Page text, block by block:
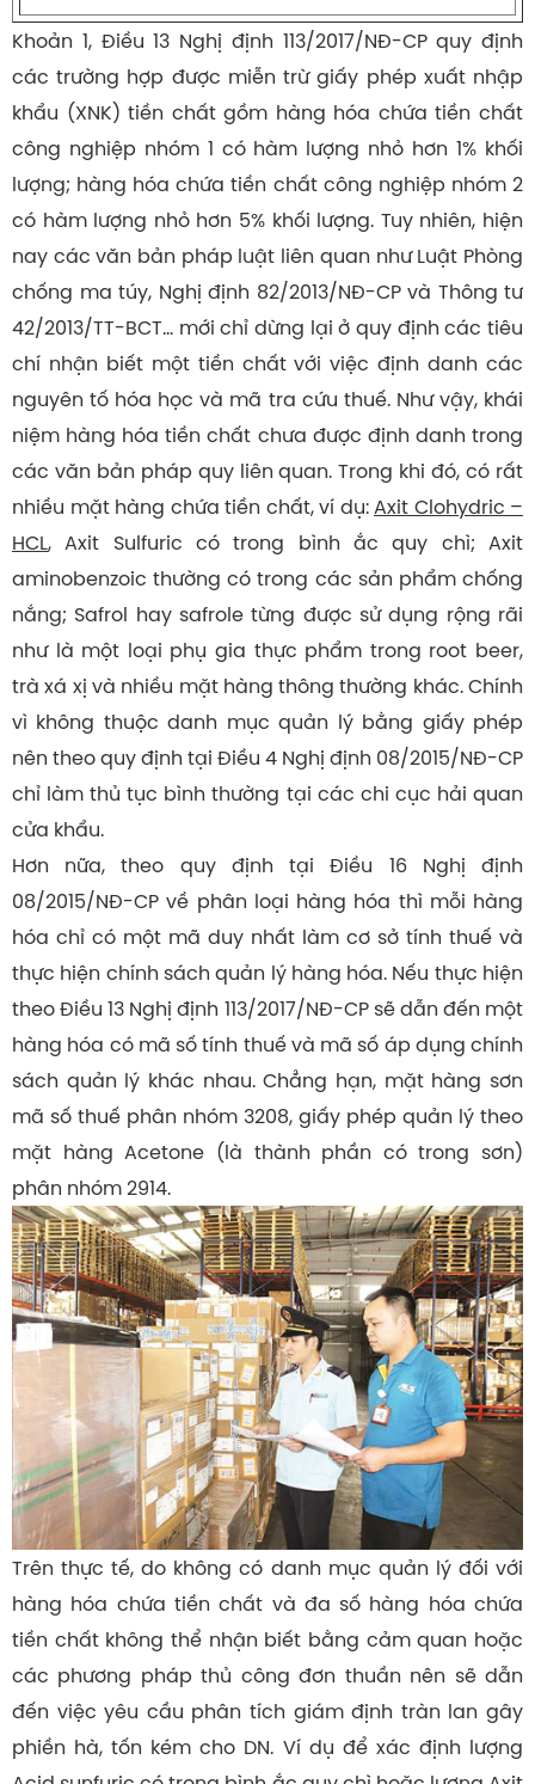
Khoản 1, Điều 13 Nghị định 113/2017/NĐ-CP quy định
các trường hợp được miễn trừ giấy phép xuất nhập
khẩu (XNK) tiền chất gồm hàng hóa chứa tiền chất
công nghiệp nhóm 1 có hàm lượng nhỏ hơn 1% khối
lượng; hàng hóa chứa tiền chất công nghiệp nhóm 2
có hàm lượng nhỏ hơn 5% khối lượng. Tuy nhiên, hiện
nay các văn bản pháp luật liên quan như Luật Phòng
chống ma túy, Nghị định 82/2013/NĐ-CP và Thông tư
42/2013/TT-BCT… mới chỉ dừng lại ở quy định các tiêu
chí nhận biết một tiền chất với việc định danh các
nguyên tố hóa học và mã tra cứu thuế. Như vậy, khái
niệm hàng hóa tiền chất chưa được định danh trong
các văn bản pháp quy liên quan. Trong khi đó, có rất
nhiều mặt hàng chứa tiền chất, ví dụ:Axit Clohydric –
HCL, Axit Sulfuric có trong bình ắc quy chì; Axit
aminobenzoic thường có trong các sản phẩm chống
nắng; Safrol hay safrole từng được sử dụng rộng rãi
như là một loại phụ gia thực phẩm trong root beer,
trà xá xị và nhiều mặt hàng thông thường khác. Chính
vì không thuộc danh mục quản lý bằng giấy phép
nên theo quy định tại Điều 4 Nghị định 08/2015/NĐ-CP
chỉ làm thủ tục bình thường tại các chi cục hải quan
cửa khẩu.
Hơn nữa, theo quy định tại Điều 16 Nghị định
08/2015/NĐ-CP về phân loại hàng hóa thì mỗi hàng
hóa chỉ có một mã duy nhất làm cơ sở tính thuế và
thực hiện chính sách quản lý hàng hóa. Nếu thực hiện
theo Điều 13 Nghị định 113/2017/NĐ-CP sẽ dẫn đến một
hàng hóa có mã số tính thuế và mã số áp dụng chính
sách quản lý khác nhau. Chẳng hạn, mặt hàng sơn
mã số thuế phân nhóm 3208, giấy phép quản lý theo
mặt hàng Acetone (là thành phần có trong sơn)
phân nhóm 2914.
Trên thực tế, do không có danh mục quản lý đối với
hàng hóa chứa tiền chất và đa số hàng hóa chứa
tiền chất không thể nhận biết bằng cảm quan hoặc
các phương pháp thủ công đơn thuần nên sẽ dẫn
đến việc yêu cầu phân tích giám định tràn lan gây
phiền hà, tốn kém cho DN. Ví dụ để xác định lượng